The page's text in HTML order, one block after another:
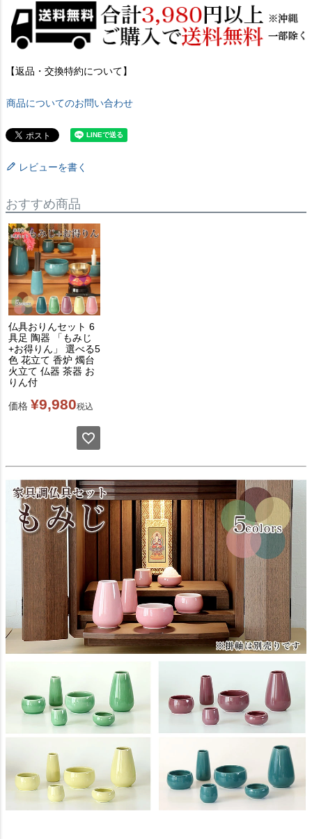
【返品・交換特約について】
商品についてのお問い合わせ
レビューを書く
おすすめ商品
仏具おりんセット 6
具足 陶器 「もみじ
+お得りん」 選べる5
色 花立て 香炉 燭台
火立て 仏器 茶器 お
りん付
価格 ¥9,980税込